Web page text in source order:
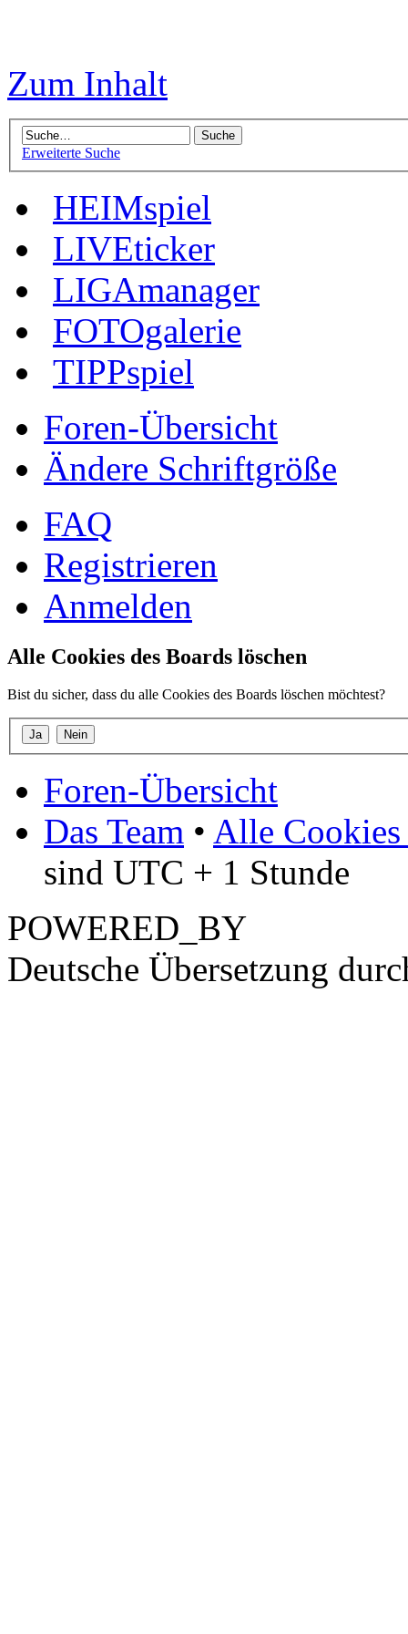
Zum Inhalt
Erweiterte Suche
HEIMspiel
LIVEticker
LIGAmanager
FOTOgalerie
TIPPspiel
Foren-Übersicht
Ändere Schriftgröße
FAQ
Registrieren
Anmelden
Alle Cookies des Boards löschen
Bist du sicher, dass du alle Cookies des Boards löschen möchtest?
Foren-Übersicht
Das Team • Alle Cookies
sind UTC + 1 Stunde
POWERED_BY
Deutsche Übersetzung